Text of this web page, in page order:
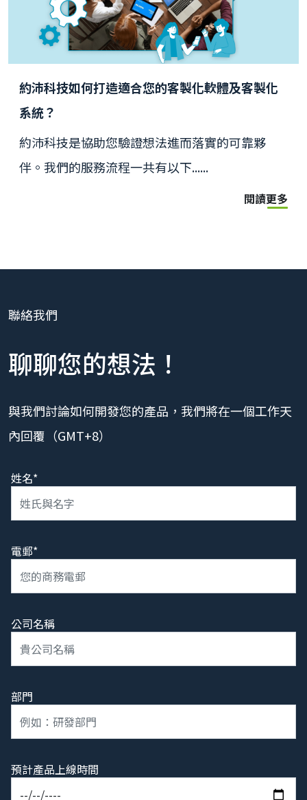
約沛科技如何打造適合您的客製化軟體及客製化
系統？
約沛科技是協助您驗證想法進而落實的可靠夥
伴。我們的服務流程一共有以下......
閱讀更多
聯絡我們
聊聊您的想法！
與我們討論如何開發您的產品，我們將在一個工作天
內回覆（GMT+8）
姓名*
電郵*
公司名稱
部門
預計產品上線時間